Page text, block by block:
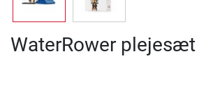
WaterRower plejesæt